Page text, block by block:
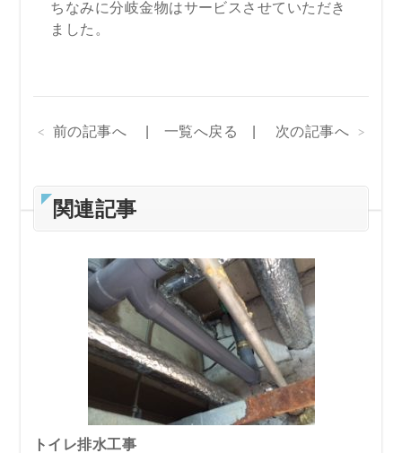
ちなみに分岐金物はサービスさせていただき
ました。
前の記事へ 一覧へ戻る 次の記事へ
関連記事
トイレ排水工事